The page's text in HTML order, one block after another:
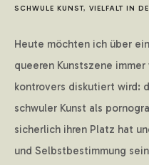
SCHWULE KUNST, VIELFALT IN
Heute möchten ich über
queeren Kunstszene
kontrovers diskutiert wird:
schwuler Kunst als
sicherlich ihren Platz hat
und Selbstbestimmung